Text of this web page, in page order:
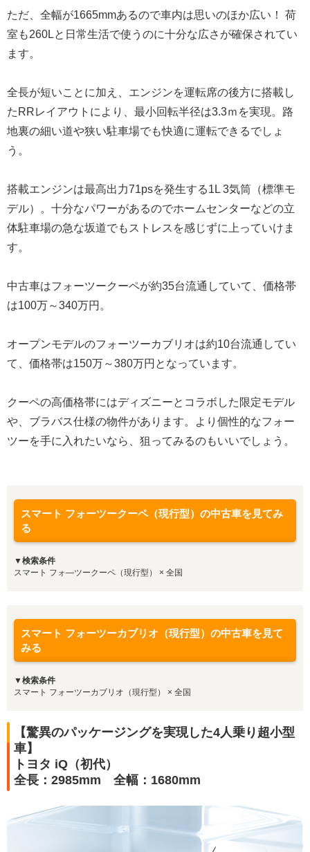
ただ、全幅が1665mmあるので車内は思いのほか広い！ 荷
室も260Lと日常生活で使うのに十分な広さが確保されてい
ます。
全長が短いことに加え、エンジンを運転席の後方に搭載し
たRRレイアウトにより、最小回転半径は3.3ｍを実現。路
地裏の細い道や狭い駐車場でも快適に運転できるでしょ
う。
搭載エンジンは最高出力71psを発生する1L 3気筒（標準モ
デル）。十分なパワーがあるのでホームセンターなどの立
体駐車場の急な坂道でもストレスを感じずに上っていけま
す。
中古車はフォーツークーペが約35台流通していて、価格帯
は100万～340万円。
オープンモデルのフォーツーカブリオは約10台流通してい
て、価格帯は150万～380万円となっています。
クーペの高価格帯にはディズニーとコラボした限定モデル
や、ブラバス仕様の物件があります。より個性的なフォー
ツーを手に入れたいなら、狙ってみるのもいいでしょう。
スマート フォーツークーペ（現行型）の中古車を見てみ
る
▼検索条件
スマート フォ―ツークーペ（現行型） × 全国
スマート フォーツーカブリオ（現行型）の中古車を見て
みる
▼検索条件
スマート フォーツーカブリオ（現行型） × 全国
【驚異のパッケージングを実現した4人乗り超小型
車】
トヨタ iQ（初代）
全長：2985mm 全幅：1680mm